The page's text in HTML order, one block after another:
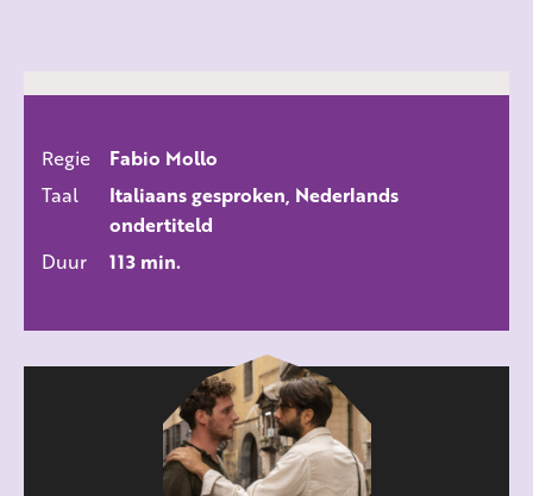
Regie
Fabio Mollo
Taal
Italiaans gesproken, Nederlands
ondertiteld
Duur
113 min.